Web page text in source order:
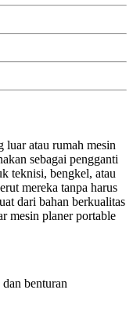
luar atau rumah mesin
sebagai pengganti
teknisi, bengkel, atau
mereka tanpa harus
dari bahan berkualitas
mesin planer portable
benturan